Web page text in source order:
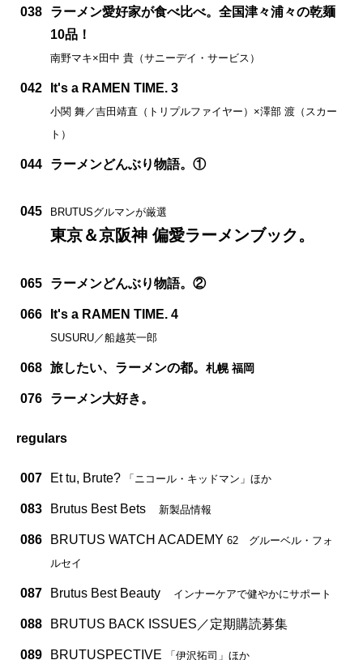
038
ラーメン愛好家が食べ比べ。全国津々浦々の乾麺
10品！
南野マキ×田中 貴（サニーデイ・サービス）
042 It's a RAMEN TIME. 3
小関 舞／吉田靖直（トリプルファイヤー）×澤部 渡（スカー
ト）
044 ラーメンどんぶり物語。①
045 BRUTUSグルマンが厳選
東京＆京阪神 偏愛ラーメンブック。
065 ラーメンどんぶり物語。②
066 It's a RAMEN TIME. 4
SUSURU／船越英一郎
068 旅したい、ラーメンの都。 札幌 福岡
076 ラーメン大好き。
regulars
007 Et tu, Brute? 「ニコール・キッドマン」ほか
083 Brutus Best Bets 新製品情報
086 BRUTUS WATCH ACADEMY 62 グルーベル・フォ
ルセイ
087 Brutus Best Beauty インナーケアで健やかにサポート
088 BRUTUS BACK ISSUES／定期購読募集
089 BRUTUSPECTIVE 「伊沢拓司」ほか